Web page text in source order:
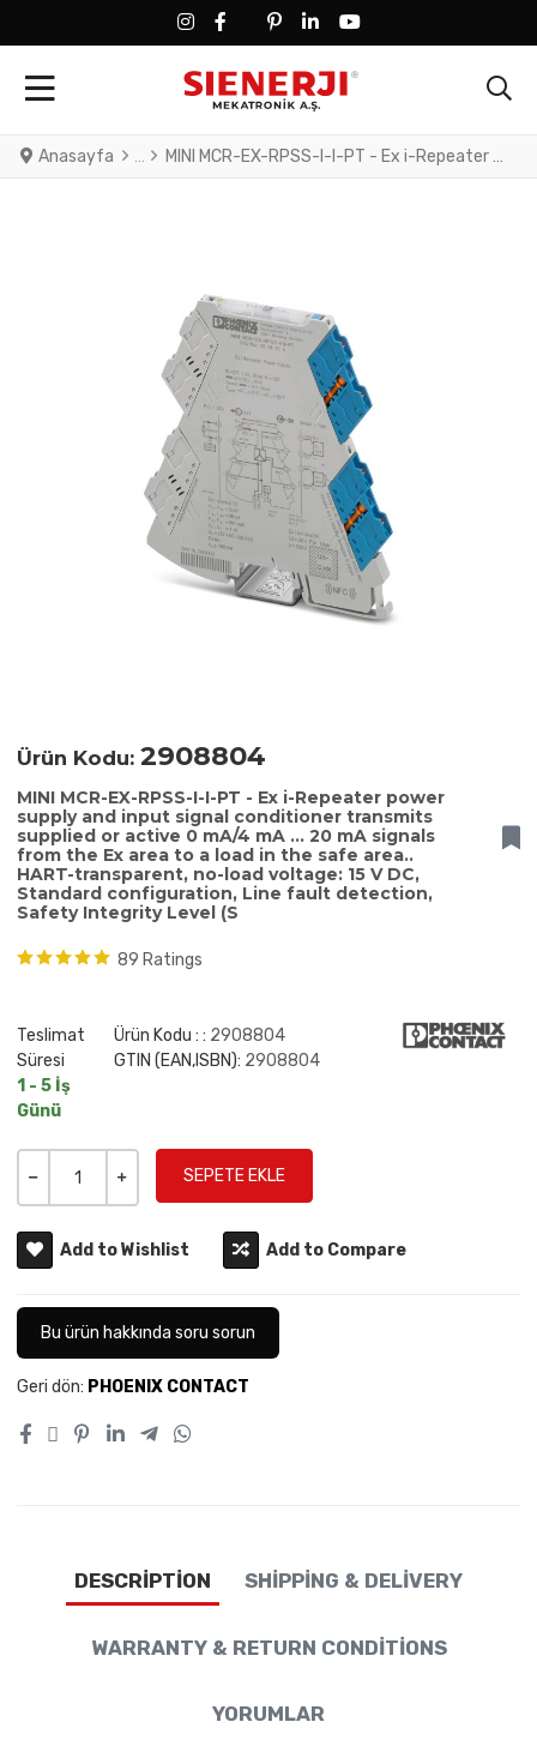
FACEBOOK SOCIAL LINK
FACEBOOK SOCIAL LINK
TWITTER SOCIAL LINK
PINTEREST SOCIAL LINK
LINKEDIN SOCIAL LINK
YOUTUBE SOCIAL LINK
Anasayfa MINI MCR-EX-RPSS-I-I-PT - Ex i-Repeater power supply and input signal conditioner transmits supplied or active 0 mA/4 mA ... 20 mA signals from the Ex area to a load in the safe area.. HART-transparent, no-load voltage: 15 V DC, Standard configuration, Line fault detection, Safety Integrity Level (S
Ürün Kodu: 2908804
MINI MCR-EX-RPSS-I-I-PT - Ex i-Repeater power
supply and input signal conditioner transmits
supplied or active 0 mA/4 mA ... 20 mA signals
from the Ex area to a load in the safe area..
HART-transparent, no-load voltage: 15 V DC,
Standard configuration, Line fault detection,
Safety Integrity Level (S
89 Ratings
Teslimat
Süresi
1 - 5 İş
Günü
Ürün Kodu : : 2908804
GTIN (EAN,ISBN): 2908804
Add to Wishlist Add to Compare
Bu ürün hakkında soru sorun
Geri dön: PHOENIX CONTACT
DESCRIPTION SHIPPING & DELIVERY
WARRANTY & RETURN CONDITIONS
YORUMLAR